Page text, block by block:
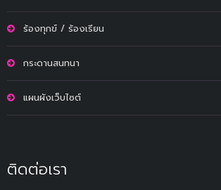
ร้องทุกข์ / ร้องเรียน
กระดานสนทนา
แผนผังเว็บไซต์
ติดต่อเรา